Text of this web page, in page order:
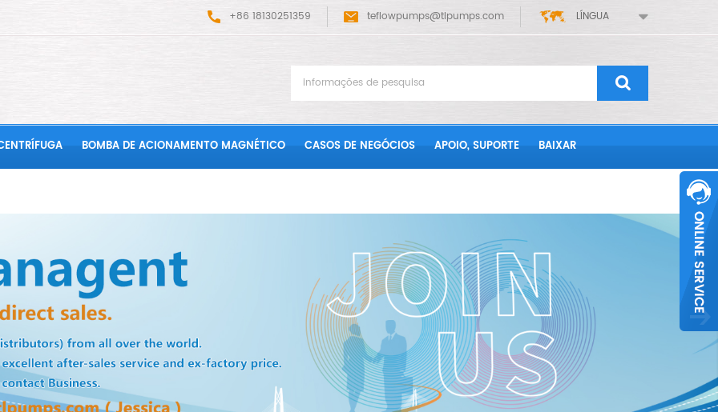
LÍNGUA
+86 18130251359 teflowpumps@tlpumps.com
BOMBA DE ACIONAMENTO MAGNÉTICO CASOS DE NEGÓCIOS APOIO, SUPORTE BAIXAR